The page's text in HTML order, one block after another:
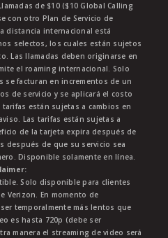
de $10 ($10 Global Calling
con otro Plan de Servicio de
distancia internacional está
selectos, los cuales están sujetos
Las llamadas deben originarse en
el roaming internacional. Solo
se facturan en incrementos de un
de servicio y se aplicará el costo
están sujetas a cambios en
Las tarifas están sujetas a
de la tarjeta expira después de
después de que su servicio sea
Disponible solamente en línea.
Solo disponible para clientes
Verizon. En momento de
temporalmente más lentos que
es hasta 720p (debe ser
manera el streaming de video será